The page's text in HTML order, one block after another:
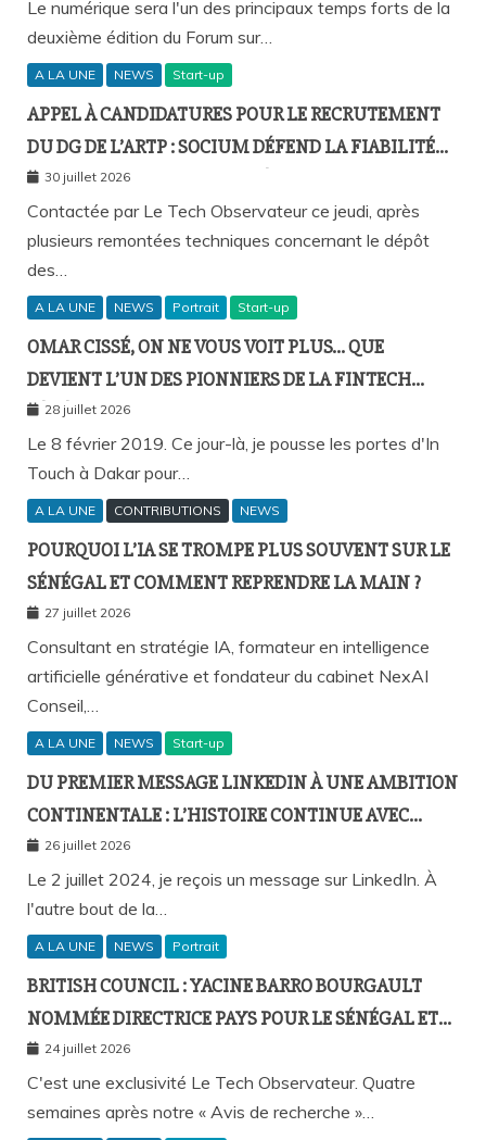
DAKAR
Le numérique sera l'un des principaux temps forts de la
deuxième édition du Forum sur…
A LA UNE NEWS Start-up
APPEL À CANDIDATURES POUR LE RECRUTEMENT
DU DG DE L’ARTP : SOCIUM DÉFEND LA FIABILITÉ
DE SA PLATEFORME MALGRÉ PLUSIEURS
REMONTÉES TECHNIQUES
30 juillet 2026
Contactée par Le Tech Observateur ce jeudi, après
plusieurs remontées techniques concernant le dépôt
des…
A LA UNE NEWS Portrait Start-up
OMAR CISSÉ, ON NE VOUS VOIT PLUS… QUE
DEVIENT L’UN DES PIONNIERS DE LA FINTECH
SÉNÉGALAISE ?
28 juillet 2026
Le 8 février 2019. Ce jour-là, je pousse les portes d'In
Touch à Dakar pour…
A LA UNE CONTRIBUTIONS NEWS
POURQUOI L’IA SE TROMPE PLUS SOUVENT SUR LE
SÉNÉGAL ET COMMENT REPRENDRE LA MAIN ?
27 juillet 2026
Consultant en stratégie IA, formateur en intelligence
artificielle générative et fondateur du cabinet NexAI
Conseil,…
A LA UNE NEWS Start-up
DU PREMIER MESSAGE LINKEDIN À UNE AMBITION
CONTINENTALE : L’HISTOIRE CONTINUE AVEC
BIRAHIM FALL ET BICTORYS
26 juillet 2026
Le 2 juillet 2024, je reçois un message sur LinkedIn. À
l'autre bout de la…
A LA UNE NEWS Portrait
BRITISH COUNCIL : YACINE BARRO BOURGAULT
NOMMÉE DIRECTRICE PAYS POUR LE SÉNÉGAL ET
L’AFRIQUE FRANCOPHONE
24 juillet 2026
C'est une exclusivité Le Tech Observateur. Quatre
semaines après notre « Avis de recherche »…